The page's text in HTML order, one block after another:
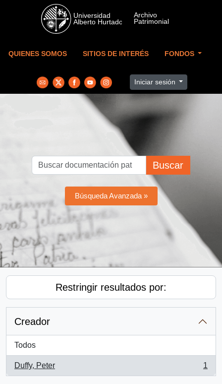
Skip to main content
QUIENES SOMOS SITIOS DE INTERÉS FONDOS
Iniciar sesión
Buscar
Búsqueda Avanzada »
Restringir resultados por:
Creador
Todos
Duffy, Peter
, 1 resultados
1